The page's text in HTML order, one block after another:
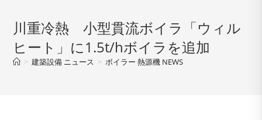
川重冷熱 小型貫流ボイラ「ウィル
ヒート」に1.5t/hボイラを追加
> 建築設備 ニュース > ボイラー 熱源機 NEWS